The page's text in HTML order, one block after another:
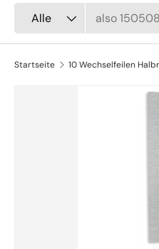
Alle
Startseite 10 Wechselfeilen
Zu